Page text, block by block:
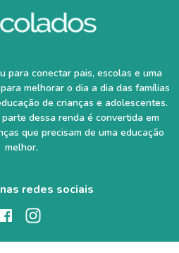
para conectar pais, escolas e uma
melhorar o dia a dia das famílias
de crianças e adolescentes.
dessa renda é convertida em
que precisam de uma educação
melhor.
redes sociais